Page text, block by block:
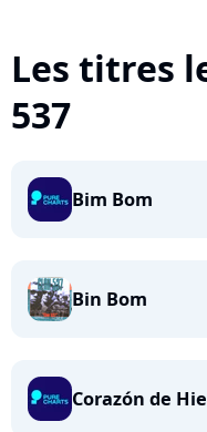
Les titres
537
Bim Bom
Bin Bom
Corazón de